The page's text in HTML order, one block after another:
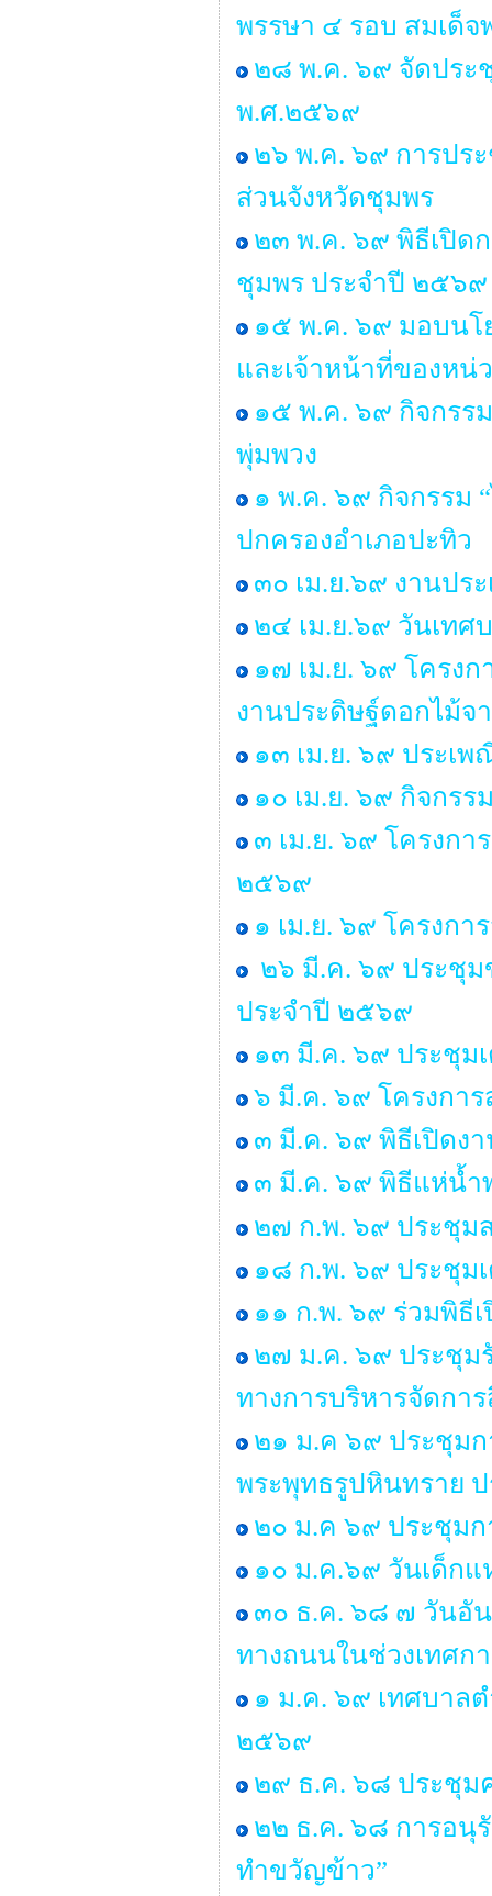
พรรษา ๔ รอบ สมเด็จ
๒๘ พ.ค. ๖๙ จัดประ
พ.ศ.๒๕๖๙
๒๖ พ.ค. ๖๙ การปร
ส่วนจังหวัดชุมพร
๒๓ พ.ค. ๖๙ พิธีเปิด
ชุมพร ประจำปี ๒๕๖๙
๑๕ พ.ค. ๖๙ มอบนโ
และเจ้าหน้าที่ของหน่
๑๕ พ.ค. ๖๙ กิจกรร
พุ่มพวง
๑ พ.ค. ๖๙ กิจกรรม
ปกครองอำเภอปะทิว
๓๐ เม.ย.๖๙ งานปร
๒๔ เม.ย.๖๙ วันเท
๑๗ เม.ย. ๖๙ โครง
งานประดิษฐ์ดอกไม้จ
๑๓ เม.ย. ๖๙ ประเ
๑๐ เม.ย. ๖๙ กิจกร
๓ เม.ย. ๖๙ โครงก
๒๕๖๙
๑ เม.ย. ๖๙ โครงก
๒๖ มี.ค. ๖๙ ประชุม
ประจำปี ๒๕๖๙
๑๓ มี.ค. ๖๙ ประชุม
๖ มี.ค. ๖๙ โครงกา
๓ มี.ค. ๖๙ พิธีเปิดง
๓ มี.ค. ๖๙ พิธีแห่น้ำ
๒๗ ก.พ. ๖๙ ประชุม
๑๘ ก.พ. ๖๙ ประชุม
๑๑ ก.พ. ๖๙ ร่วมพิธี
๒๗ ม.ค. ๖๙ ประชุม
ทางการบริหารจัดกา
๒๑ ม.ค ๖๙ ประชุมก
พระพุทธรูปหินทราย
๒๐ ม.ค ๖๙ ประชุม
๑๐ ม.ค.๖๙ วันเด็กแ
๓๐ ธ.ค. ๖๘ ๗ วันอั
ทางถนนในช่วงเทศก
๑ ม.ค. ๖๙ เทศบาล
๒๕๖๙
๒๙ ธ.ค. ๖๘ ประชุม
๒๒ ธ.ค. ๖๘ การอนุ
ทำขวัญข้าว”